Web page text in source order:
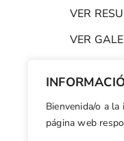
Bienvenida/o a
página web
VER
VER